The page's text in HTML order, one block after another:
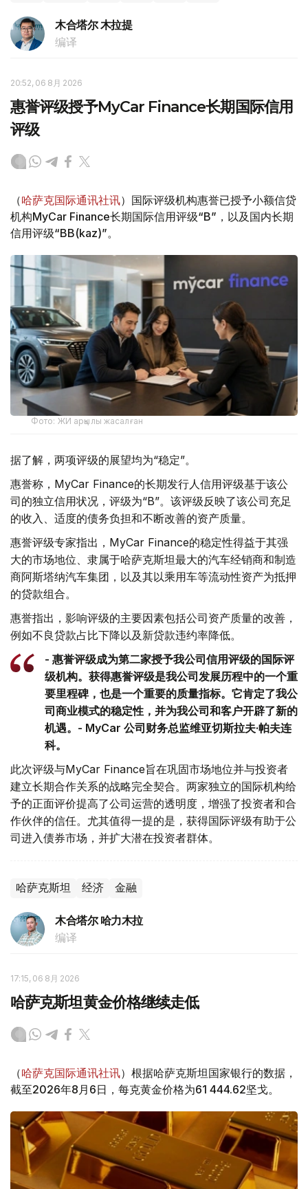
木合塔尔 木拉提
编译
20:52, 06 8月 2026
惠誉评级授予MyCar Finance长期国际信用
评级
（哈萨克国际通讯社讯）国际评级机构惠誉已授予小额信贷
机构MyCar Finance长期国际信用评级“B”，以及国内长期
信用评级“BB(kaz)”。
Фото: ЖИ арқылы жасалған
据了解，两项评级的展望均为“稳定”。
惠誉称，MyCar Finance的长期发行人信用评级基于该公
司的独立信用状况，评级为“B”。该评级反映了该公司充足
的收入、适度的债务负担和不断改善的资产质量。
惠誉评级专家指出，MyCar Finance的稳定性得益于其强
大的市场地位、隶属于哈萨克斯坦最大的汽车经销商和制造
商阿斯塔纳汽车集团，以及其以乘用车等流动性资产为抵押
的贷款组合。
惠誉指出，影响评级的主要因素包括公司资产质量的改善，
例如不良贷款占比下降以及新贷款违约率降低。
- 惠誉评级成为第二家授予我公司信用评级的国际评
级机构。获得惠誉评级是我公司发展历程中的一个重
要里程碑，也是一个重要的质量指标。它肯定了我公
司商业模式的稳定性，并为我公司和客户开辟了新的
机遇。- MyCar 公司财务总监维亚切斯拉夫·帕夫连
科。
此次评级与MyCar Finance旨在巩固市场地位并与投资者
建立长期合作关系的战略完全契合。两家独立的国际机构给
予的正面评价提高了公司运营的透明度，增强了投资者和合
作伙伴的信任。尤其值得一提的是，获得国际评级有助于公
司进入债券市场，并扩大潜在投资者群体。
哈萨克斯坦 经济 金融
木合塔尔 哈力木拉
编译
17:15, 06 8月 2026
哈萨克斯坦黄金价格继续走低
（哈萨克国际通讯社讯）根据哈萨克斯坦国家银行的数据，
截至2026年8月6日，每克黄金价格为61 444.62坚戈。